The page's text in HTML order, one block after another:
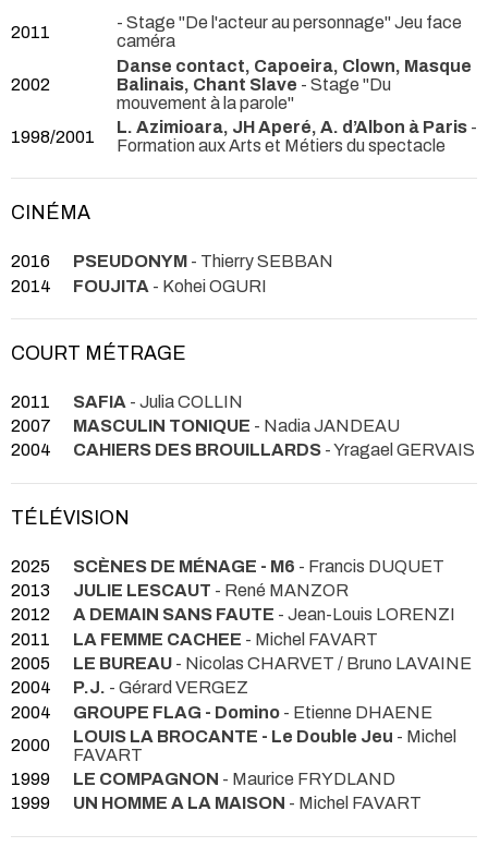
2011
- Stage "De l'acteur au personnage" Jeu face
caméra
2002
Danse contact, Capoeira, Clown, Masque
Balinais, Chant Slave - Stage "Du
mouvement à la parole"
1998/2001
L. Azimioara, JH Aperé, A. d’Albon à Paris -
Formation aux Arts et Métiers du spectacle
CINÉMA
2016 PSEUDONYM - Thierry SEBBAN
2014
FOUJITA - Kohei OGURI
COURT MÉTRAGE
2011 SAFIA - Julia COLLIN
2007
MASCULIN TONIQUE - Nadia JANDEAU
2004
CAHIERS DES BROUILLARDS - Yragael GERVAIS
TÉLÉVISION
2025 SCÈNES DE MÉNAGE - M6 - Francis DUQUET
2013
JULIE LESCAUT - René MANZOR
2012
A DEMAIN SANS FAUTE - Jean-Louis LORENZI
2011
LA FEMME CACHEE - Michel FAVART
2005
LE BUREAU - Nicolas CHARVET / Bruno LAVAINE
2004
P.J. - Gérard VERGEZ
2004
GROUPE FLAG - Domino - Etienne DHAENE
2000
LOUIS LA BROCANTE - Le Double Jeu - Michel
FAVART
1999
LE COMPAGNON - Maurice FRYDLAND
1999
UN HOMME A LA MAISON - Michel FAVART